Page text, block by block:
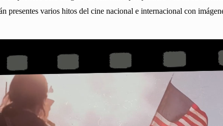
presentes varios hitos del cine nacional e internacional con